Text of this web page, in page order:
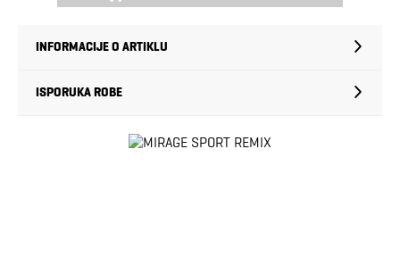
INFORMACIJE O ARTIKLU
ISPORUKA ROBE